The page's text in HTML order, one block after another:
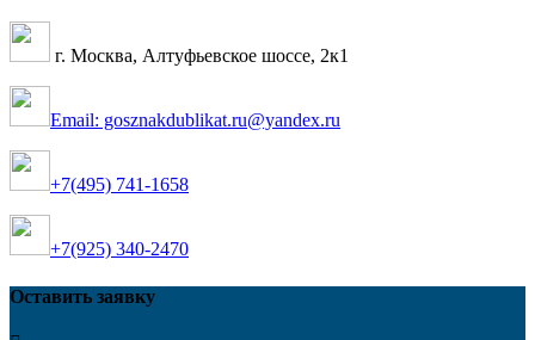
г. Москва, Алтуфьевское шоссе, 2к1
Email: gosznakdublikat.ru@yandex.ru
+7(495) 741-1658
+7(925) 340-2470
Оставить заявку